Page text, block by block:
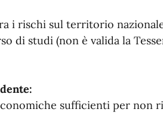
i rischi sul territorio
di studi (non è valida la
sufficienti per non